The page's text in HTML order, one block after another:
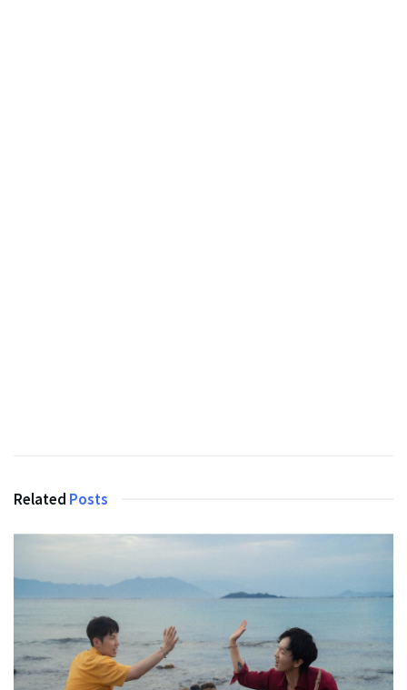
Related Posts